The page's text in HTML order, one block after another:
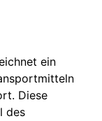
ein
Diese
des